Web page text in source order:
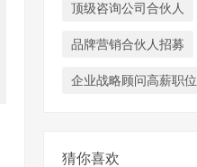
顶级咨询公司合伙人
品牌营销合伙人招募
企业战略顾问高薪职位
猜你喜欢